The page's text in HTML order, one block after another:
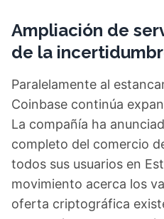
Ampliación de
de la
Paralelamente al
Coinbase continúa
La compañía ha
completo del comercio
todos sus usuarios en
movimiento acerca los
oferta criptográfica